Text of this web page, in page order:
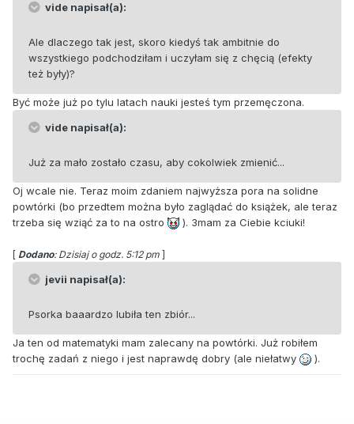
vide napisał(a):
Ale dlaczego tak jest, skoro kiedyś tak ambitnie do
wszystkiego podchodziłam i uczyłam się z chęcią (efekty
też były)?
Być może już po tylu latach nauki jesteś tym przemęczona.
vide napisał(a):
Już za mało zostało czasu, aby cokolwiek zmienić...
Oj wcale nie. Teraz moim zdaniem najwyższa pora na solidne
powtórki (bo przedtem można było zaglądać do książek, ale teraz
trzeba się wziąć za to na ostro
). 3mam za Ciebie kciuki!
[ Dodano: Dzisiaj o godz. 5:12 pm ]
jevii napisał(a):
Psorka baaardzo lubiła ten zbiór...
Ja ten od matematyki mam zalecany na powtórki. Już robiłem
trochę zadań z niego i jest naprawdę dobry (ale niełatwy
).